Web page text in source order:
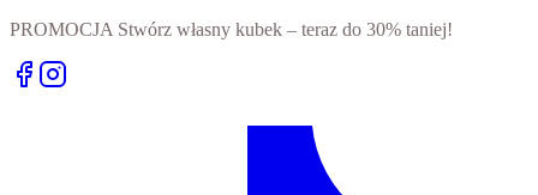
PROMOCJA Stwórz własny kubek – teraz do 30% taniej!